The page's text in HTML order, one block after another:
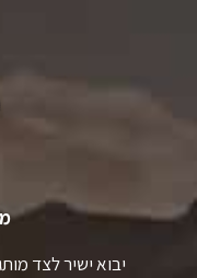
האפשרויות
יבוא ישיר לצד